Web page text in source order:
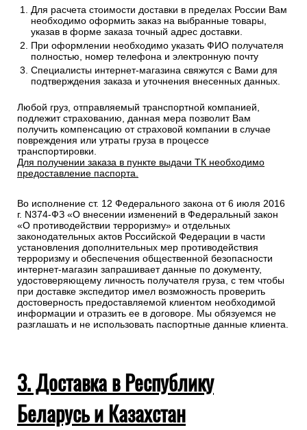
Для расчета стоимости доставки в пределах России Вам
необходимо оформить заказ на выбранные товары,
указав в форме заказа точный адрес доставки.
При оформлении необходимо указать ФИО получателя
полностью, номер телефона и электронную почту
Специалисты интернет-магазина свяжутся с Вами для
подтверждения заказа и уточнения внесенных данных.
Любой груз, отправляемый транспортной компанией,
подлежит страхованию, данная мера позволит Вам
получить компенсацию от страховой компании в случае
повреждения или утраты груза в процессе
транспортировки.
Для получении заказа в пункте выдачи ТК необходимо
предоставление паспорта.
Во исполнение ст. 12 Федерального закона от 6 июля 2016
г. N374-ФЗ «О внесении изменений в Федеральный закон
«О противодействии терроризму» и отдельных
законодательных актов Российской Федерации в части
установления дополнительных мер противодействия
терроризму и обеспечения общественной безопасности
интернет-магазин запрашивает данные по документу,
удостоверяющему личность получателя груза, с тем чтобы
при доставке экспедитор имел возможность проверить
достоверность предоставляемой клиентом необходимой
информации и отразить ее в договоре. Мы обязуемся не
разглашать и не использовать паспортные данные клиента.
3. Доставка в Республику
Беларусь и Казахстан